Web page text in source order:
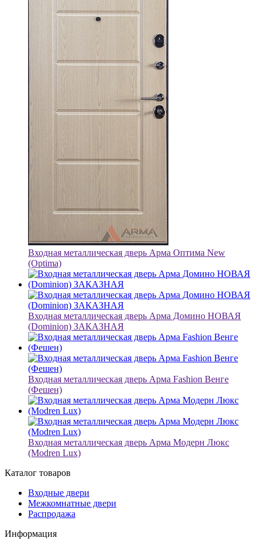
Входная металлическая дверь Арма Оптима New
(Optima)
Входная металлическая дверь Арма Домино НОВАЯ
(Dominion) ЗАКАЗНАЯ
Входная металлическая дверь Арма Fashion Венге
(Фешен)
Входная металлическая дверь Арма Модерн Люкс
(Modren Lux)
Каталог товаров
Входные двери
Межкомнатные двери
Распродажа
Информация